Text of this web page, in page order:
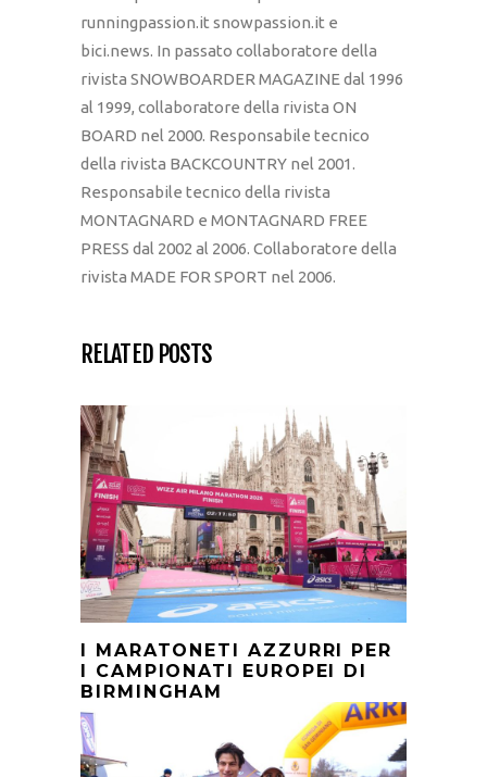
runningpassion.it snowpassion.it e
bici.news. In passato collaboratore della
rivista SNOWBOARDER MAGAZINE dal 1996
al 1999, collaboratore della rivista ON
BOARD nel 2000. Responsabile tecnico
della rivista BACKCOUNTRY nel 2001.
Responsabile tecnico della rivista
MONTAGNARD e MONTAGNARD FREE
PRESS dal 2002 al 2006. Collaboratore della
rivista MADE FOR SPORT nel 2006.
RELATED POSTS
I MARATONETI AZZURRI PER
I CAMPIONATI EUROPEI DI
BIRMINGHAM